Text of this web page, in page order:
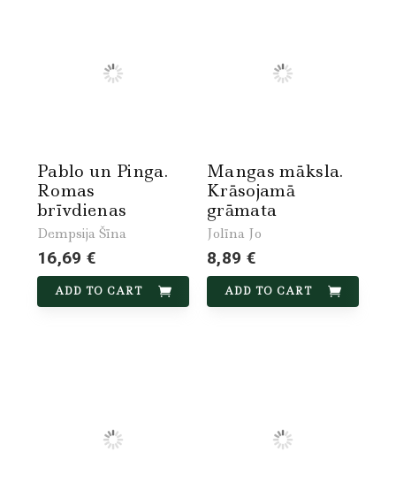
Pablo un Pinga.
Romas
brīvdienas
Dempsija Šīna
16,69 €
ADD TO CART
Mangas māksla.
Krāsojamā
grāmata
Jolīna Jo
8,89 €
ADD TO CART